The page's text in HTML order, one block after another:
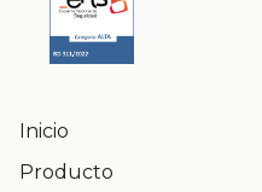
Inicio
Producto